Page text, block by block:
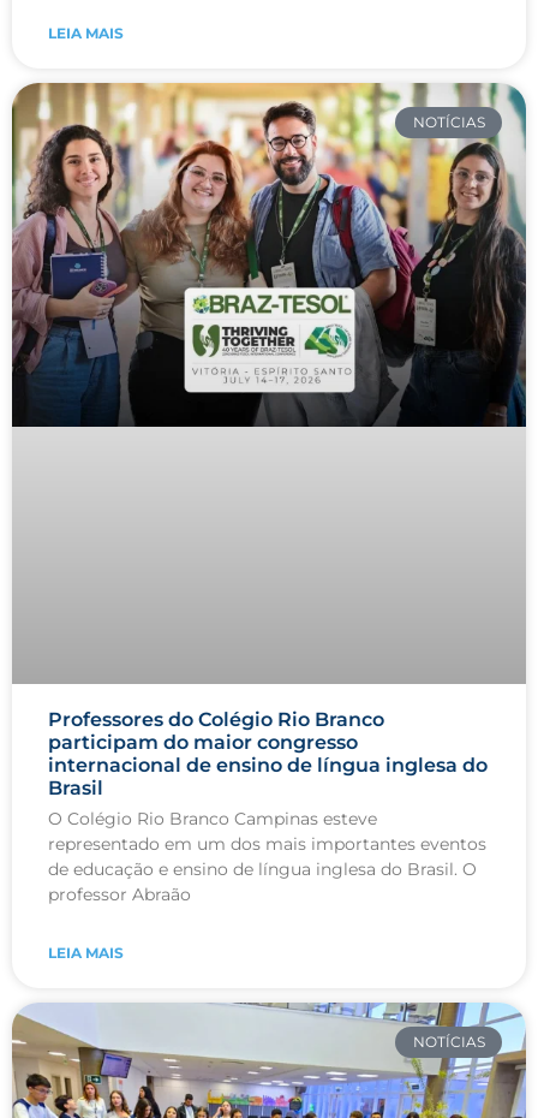
LEIA MAIS
NOTÍCIAS
Professores do Colégio Rio Branco
participam do maior congresso
internacional de ensino de língua inglesa do
Brasil
O Colégio Rio Branco Campinas esteve
representado em um dos mais importantes eventos
de educação e ensino de língua inglesa do Brasil. O
professor Abraão
LEIA MAIS
NOTÍCIAS